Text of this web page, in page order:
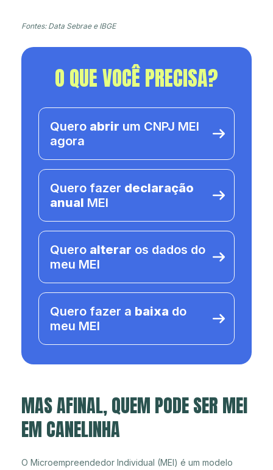
Fontes: Data Sebrae e IBGE
O QUE VOCÊ PRECISA?
Quero abrir um CNPJ MEI
agora
Quero fazer declaração
anual MEI
Quero alterar os dados do
meu MEI
Quero fazer a baixa do
meu MEI
MAS AFINAL, QUEM PODE SER MEI
EM CANELINHA
O Microempreendedor Individual (MEI) é um modelo